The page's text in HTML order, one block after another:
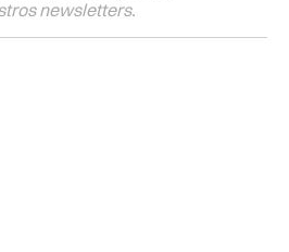
newsletters.